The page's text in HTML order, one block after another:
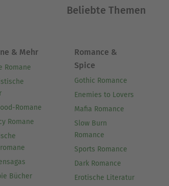
Beliebte Themen
& Mehr
Romane
Romane
Romane
Bücher
Romance &
Spice
Gothic Romance
Enemies to Lovers
Mafia Romance
Slow Burn
Romance
Sports Romance
Dark Romance
Erotische Literatur